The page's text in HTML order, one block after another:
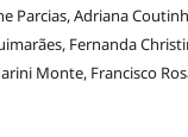
Parcias, Adriana
Fernanda
Monte, Francisco